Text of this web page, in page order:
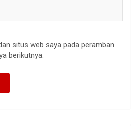
situs web saya pada peramban
berikutnya.